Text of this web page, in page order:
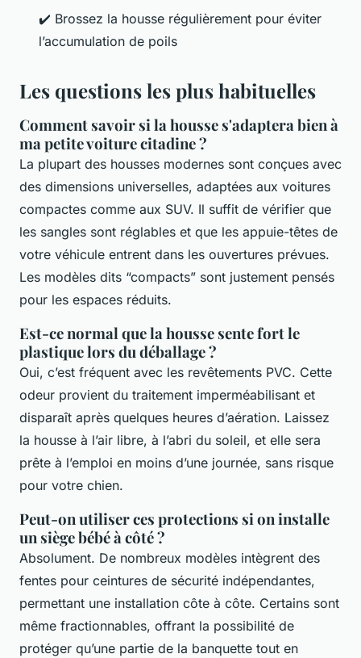
✔️ Brossez la housse régulièrement pour éviter
l’accumulation de poils
Les questions les plus habituelles
Comment savoir si la housse s'adaptera bien à
ma petite voiture citadine ?
La plupart des housses modernes sont conçues avec
des dimensions universelles, adaptées aux voitures
compactes comme aux SUV. Il suffit de vérifier que
les sangles sont réglables et que les appuie-têtes de
votre véhicule entrent dans les ouvertures prévues.
Les modèles dits “compacts” sont justement pensés
pour les espaces réduits.
Est-ce normal que la housse sente fort le
plastique lors du déballage ?
Oui, c’est fréquent avec les revêtements PVC. Cette
odeur provient du traitement imperméabilisant et
disparaît après quelques heures d’aération. Laissez
la housse à l’air libre, à l’abri du soleil, et elle sera
prête à l’emploi en moins d’une journée, sans risque
pour votre chien.
Peut-on utiliser ces protections si on installe
un siège bébé à côté ?
Absolument. De nombreux modèles intègrent des
fentes pour ceintures de sécurité indépendantes,
permettant une installation côte à côte. Certains sont
même fractionnables, offrant la possibilité de
protéger qu’une partie de la banquette tout en